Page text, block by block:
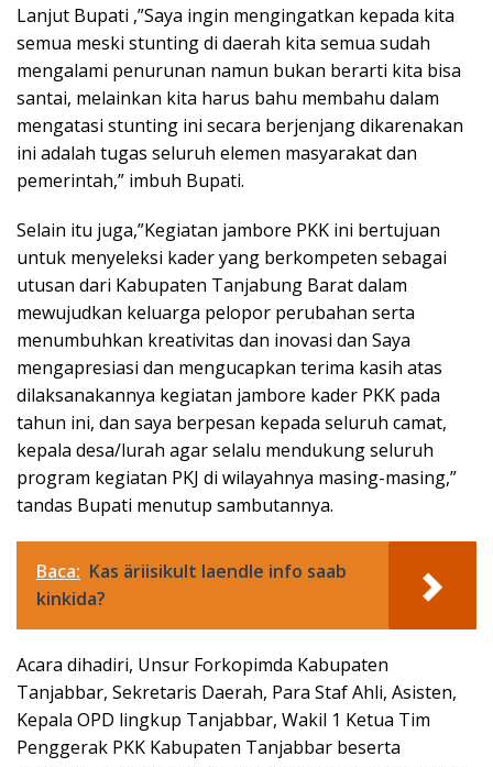
Lanjut Bupati ,”Saya ingin mengingatkan kepada kita
semua meski stunting di daerah kita semua sudah
mengalami penurunan namun bukan berarti kita bisa
santai, melainkan kita harus bahu membahu dalam
mengatasi stunting ini secara berjenjang dikarenakan
ini adalah tugas seluruh elemen masyarakat dan
pemerintah,” imbuh Bupati.
Selain itu juga,”Kegiatan jambore PKK ini bertujuan
untuk menyeleksi kader yang berkompeten sebagai
utusan dari Kabupaten Tanjabung Barat dalam
mewujudkan keluarga pelopor perubahan serta
menumbuhkan kreativitas dan inovasi dan Saya
mengapresiasi dan mengucapkan terima kasih atas
dilaksanakannya kegiatan jambore kader PKK pada
tahun ini, dan saya berpesan kepada seluruh camat,
kepala desa/lurah agar selalu mendukung seluruh
program kegiatan PKJ di wilayahnya masing-masing,”
tandas Bupati menutup sambutannya.
Baca: Kas äriisikult laendle info saab
kinkida?
Acara dihadiri, Unsur Forkopimda Kabupaten
Tanjabbar, Sekretaris Daerah, Para Staf Ahli, Asisten,
Kepala OPD lingkup Tanjabbar, Wakil 1 Ketua Tim
Penggerak PKK Kabupaten Tanjabbar beserta